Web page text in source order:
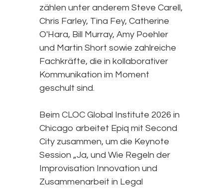
zählen unter anderem Steve Carell,
Chris Farley, Tina Fey, Catherine
O'Hara, Bill Murray, Amy Poehler
und Martin Short sowie zahlreiche
Fachkräfte, die in kollaborativer
Kommunikation im Moment
geschult sind.
Beim CLOC Global Institute 2026 in
Chicago arbeitet Epiq mit Second
City zusammen, um die Keynote
Session „Ja, und Wie Regeln der
Improvisation Innovation und
Zusammenarbeit in Legal